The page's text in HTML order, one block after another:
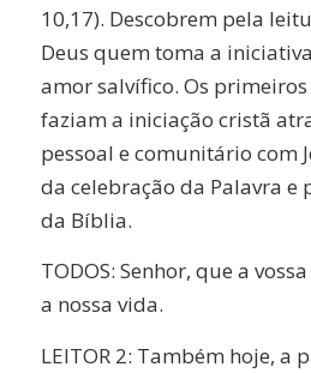
10,17). Descobrem pela
Deus quem toma a
amor salvífico. Os
faziam a iniciação cristã
pessoal e comunitário com
da celebração da Palavra e
da Bíblia.
TODOS: Senhor, que a
a nossa vida.
LEITOR 2: Também hoje, a